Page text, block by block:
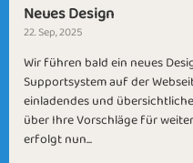
Neues Design
22. Sep, 2025
Wir führen bald ein neues
Supportsystem auf der
einladendes und
über Ihre Vorschläge für
erfolgt nun...